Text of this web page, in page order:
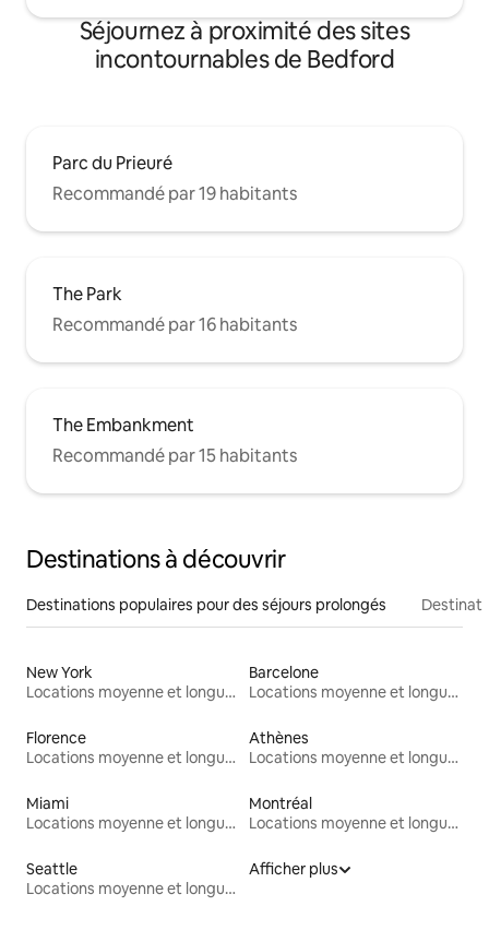
Séjournez à proximité des sites
incontournables de Bedford
Parc du Prieuré
Recommandé par 19 habitants
The Park
Recommandé par 16 habitants
The Embankment
Recommandé par 15 habitants
Destinations à découvrir
Destinations populaires pour des séjours prolongés
New York
Locations moyenne et longue durée
Barcelone
Locations moyenne et longue durée
Florence
Locations moyenne et longue durée
Athènes
Locations moyenne et longue durée
Miami
Locations moyenne et longue durée
Montréal
Locations moyenne et longue durée
Seattle
Locations moyenne et longue durée
Afficher plus